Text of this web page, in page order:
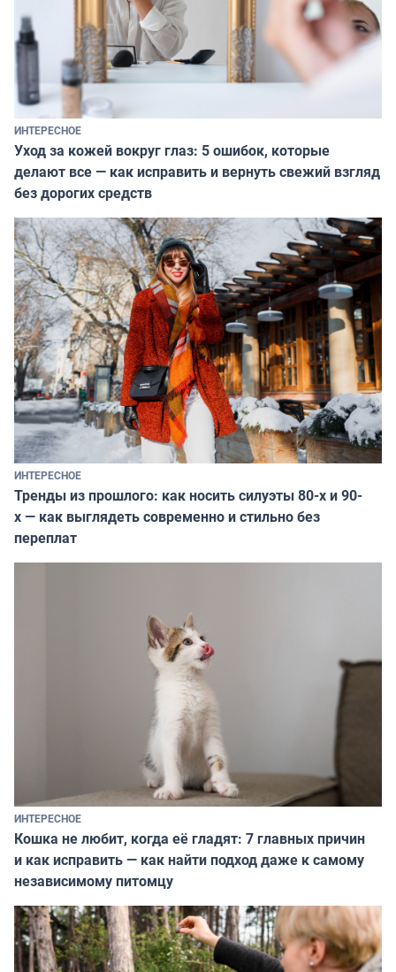
ИНТЕРЕСНОЕ
Уход за кожей вокруг глаз: 5 ошибок, которые
делают все — как исправить и вернуть свежий взгляд
без дорогих средств
ИНТЕРЕСНОЕ
Тренды из прошлого: как носить силуэты 80-х и 90-
х — как выглядеть современно и стильно без
переплат
ИНТЕРЕСНОЕ
Кошка не любит, когда её гладят: 7 главных причин
и как исправить — как найти подход даже к самому
независимому питомцу